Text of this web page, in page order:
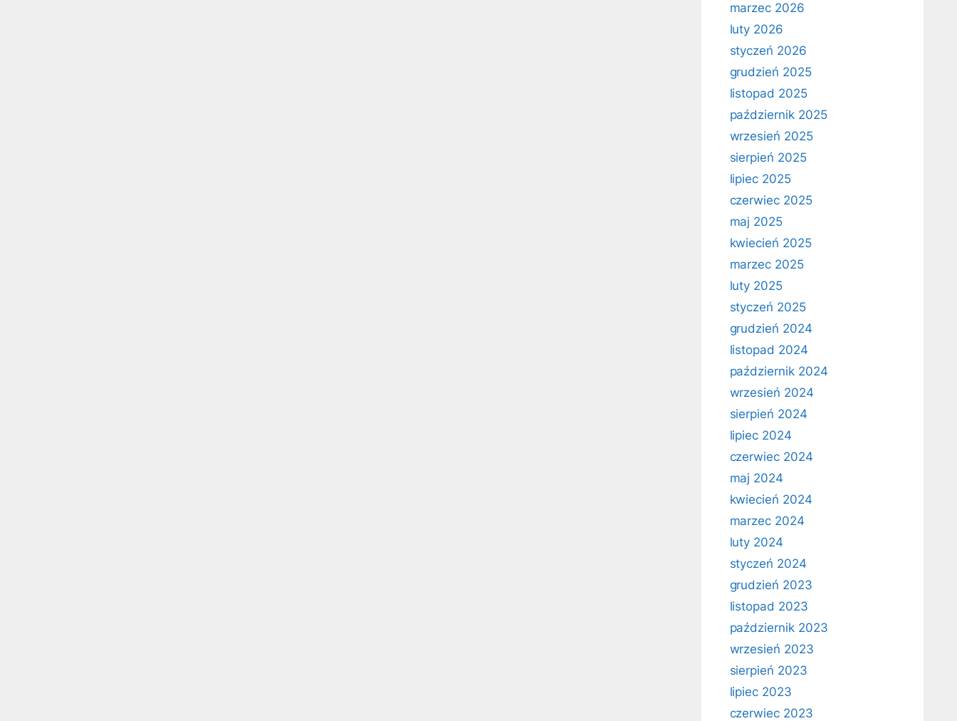
marzec 2026
luty 2026
styczeń 2026
grudzień 2025
listopad 2025
październik 2025
wrzesień 2025
sierpień 2025
lipiec 2025
czerwiec 2025
maj 2025
kwiecień 2025
marzec 2025
luty 2025
styczeń 2025
grudzień 2024
listopad 2024
październik 2024
wrzesień 2024
sierpień 2024
lipiec 2024
czerwiec 2024
maj 2024
kwiecień 2024
marzec 2024
luty 2024
styczeń 2024
grudzień 2023
listopad 2023
październik 2023
wrzesień 2023
sierpień 2023
lipiec 2023
czerwiec 2023